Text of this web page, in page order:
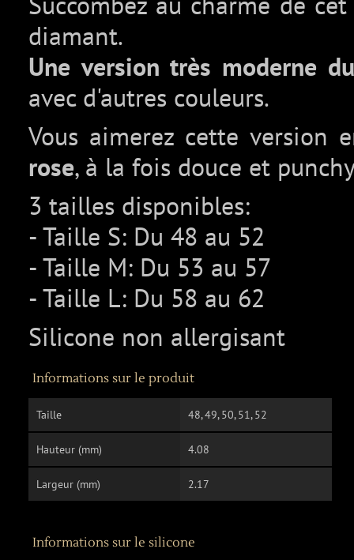
diamant.
Une version très moderne
avec d'autres couleurs.
Vous aimerez cette version
rose, à la fois douce et
3 tailles disponibles:
- Taille S: Du 48 au 52
- Taille M: Du 53 au 57
- Taille L: Du 58 au 62
Silicone non allergisant
Informations sur le produit
Taille 48, 49, 50, 51, 52
Hauteur (mm) 4.08
Largeur (mm) 2.17
Informations sur le silicone